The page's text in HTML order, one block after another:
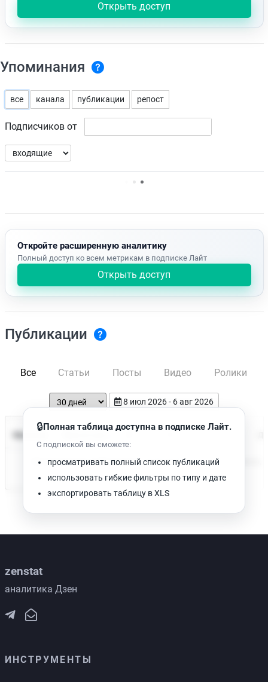
Открыть доступ
Упоминания
все канала публикации репост
Подписчиков от
Нет доступных упоминаний.
Откройте расширенную аналитику
Полный доступ ко всем метрикам в подписке Лайт
Открыть доступ
Публикации
Все Статьи Посты Видео Ролики
8 июл 2026 - 6 авг 2026
Время чтения
Нет доступных публикаций. Попробуйте изменить фильтр.
🔒Полная таблица доступна в подписке Лайт.
С подпиской вы сможете:
просматривать полный список публикаций
использовать гибкие фильтры по типу и дате
экспортировать таблицу в XLS
zenstat
аналитика Дзен
ИНСТРУМЕНТЫ